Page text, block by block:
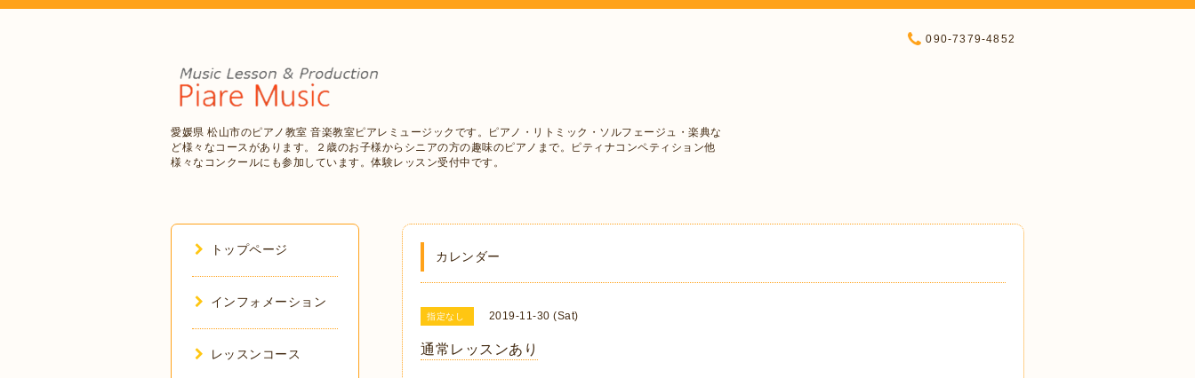
愛媛県 松山市のピアノ教室 音楽教室ピアレミュージックです。ピアノ・リトミック・ソルフェージュ・楽典な
ど様々なコースがあります。２歳のお子様からシニアの方の趣味のピアノまで。ピティナコンペティション他
様々なコンクールにも参加しています。体験レッスン受付中です。
090-7379-4852
カレンダー
指定なし 2019-11-30 (Sat)
通常レッスンあり
トップページ
インフォメーション
レッスンコース